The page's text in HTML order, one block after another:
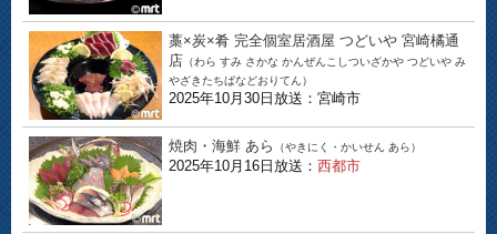
藁×炭×肴 完全個室居酒屋 つどいや 宮崎橘通
店 （わら すみ さかな かんぜんこしついざかや つどいや み
やざきたちばなどおりてん）
2025年10月30日放送：宮崎市
焼肉・海鮮 あら （やきにく・かいせん あら）
2025年10月16日放送： 西都市